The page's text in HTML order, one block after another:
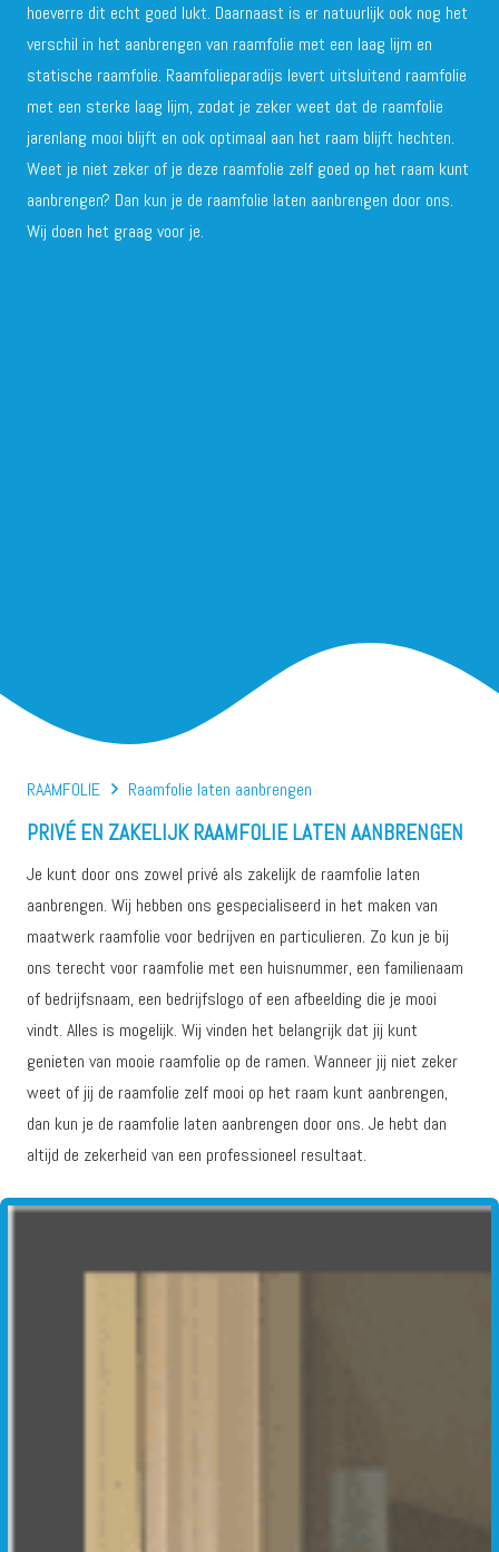
hoeverre dit echt goed lukt. Daarnaast is er natuurlijk ook nog het
verschil in het aanbrengen van raamfolie met een laag lijm en
statische raamfolie. Raamfolieparadijs levert uitsluitend raamfolie
met een sterke laag lijm, zodat je zeker weet dat de raamfolie
jarenlang mooi blijft en ook optimaal aan het raam blijft hechten.
Weet je niet zeker of je deze raamfolie zelf goed op het raam kunt
aanbrengen? Dan kun je de raamfolie laten aanbrengen door ons.
Wij doen het graag voor je.
RAAMFOLIE Raamfolie laten aanbrengen
PRIVÉ EN ZAKELIJK RAAMFOLIE LATEN AANBRENGEN
Je kunt door ons zowel privé als zakelijk de raamfolie laten
aanbrengen. Wij hebben ons gespecialiseerd in het maken van
maatwerk raamfolie voor bedrijven en particulieren. Zo kun je bij
ons terecht voor raamfolie met een huisnummer, een familienaam
of bedrijfsnaam, een bedrijfslogo of een afbeelding die je mooi
vindt. Alles is mogelijk. Wij vinden het belangrijk dat jij kunt
genieten van mooie raamfolie op de ramen. Wanneer jij niet zeker
weet of jij de raamfolie zelf mooi op het raam kunt aanbrengen,
dan kun je de raamfolie laten aanbrengen door ons. Je hebt dan
altijd de zekerheid van een professioneel resultaat.